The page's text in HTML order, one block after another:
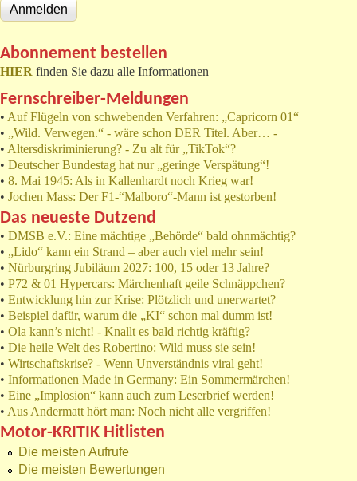
Abonnement bestellen
HIER finden Sie dazu alle Informationen
Fernschreiber-Meldungen
• Auf Flügeln von schwebenden Verfahren: „Capricorn 01“
• „Wild. Verwegen.“ - wäre schon DER Titel. Aber… -
• Altersdiskriminierung? - Zu alt für „TikTok“?
• Deutscher Bundestag hat nur „geringe Verspätung“!
• 8. Mai 1945: Als in Kallenhardt noch Krieg war!
• Jochen Mass: Der F1-“Malboro“-Mann ist gestorben!
Das neueste Dutzend
• DMSB e.V.: Eine mächtige „Behörde“ bald ohnmächtig?
• „Lido“ kann ein Strand – aber auch viel mehr sein!
• Nürburgring Jubiläum 2027: 100, 15 oder 13 Jahre?
• P72 & 01 Hypercars: Märchenhaft geile Schnäppchen?
• Entwicklung hin zur Krise: Plötzlich und unerwartet?
• Beispiel dafür, warum die „KI“ schon mal dumm ist!
• Ola kann’s nicht! - Knallt es bald richtig kräftig?
• Die heile Welt des Robertino: Wild muss sie sein!
• Wirtschaftskrise? - Wenn Unverständnis viral geht!
• Informationen Made in Germany: Ein Sommermärchen!
• Eine „Implosion“ kann auch zum Leserbrief werden!
• Aus Andermatt hört man: Noch nicht alle vergriffen!
Motor-KRITIK Hitlisten
Die meisten Aufrufe
Die meisten Bewertungen